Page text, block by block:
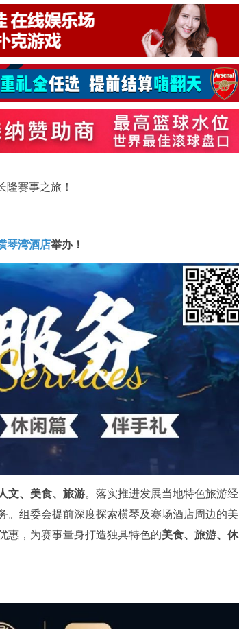
隆赛事之旅！
琴湾酒店举办！
文、美食、旅游。落实推进发展当地特色旅游经
。组委会提前深度探索横琴及赛场酒店周边的美
惠，为赛事量身打造独具特色的美食、旅游、休